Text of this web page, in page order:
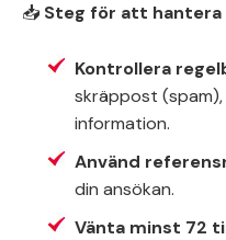
📥 Steg för att hantera
Kontrollera
skräppost
information.
Använd
din ansökan.
Vänta minst 72